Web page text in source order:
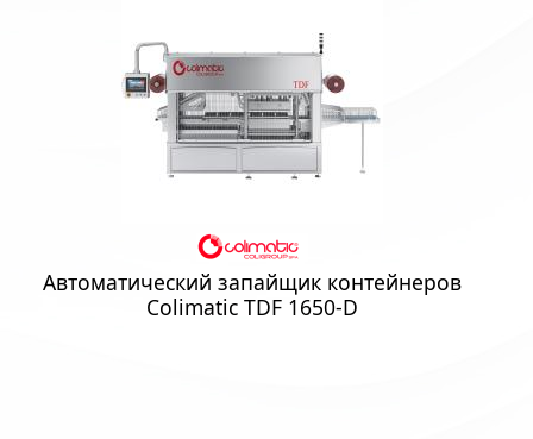
Автоматический запайщик контейнеров
Colimatic TDF 1650-D